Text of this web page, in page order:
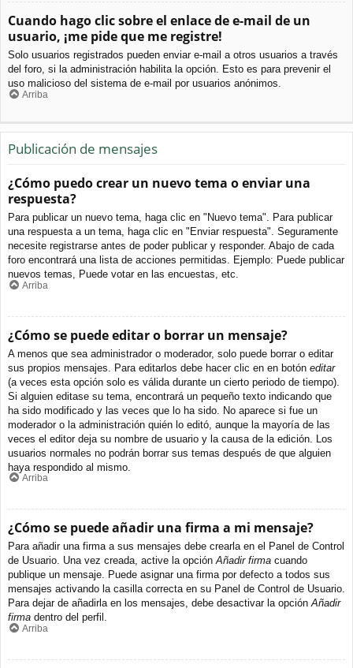
Cuando hago clic sobre el enlace de e-mail de un
usuario, ¡me pide que me registre!
Solo usuarios registrados pueden enviar e-mail a otros usuarios a través
del foro, si la administración habilita la opción. Esto es para prevenir el
uso malicioso del sistema de e-mail por usuarios anónimos.
Arriba
Publicación de mensajes
¿Cómo puedo crear un nuevo tema o enviar una
respuesta?
Para publicar un nuevo tema, haga clic en "Nuevo tema". Para publicar
una respuesta a un tema, haga clic en "Enviar respuesta". Seguramente
necesite registrarse antes de poder publicar y responder. Abajo de cada
foro encontrará una lista de acciones permitidas. Ejemplo: Puede publicar
nuevos temas, Puede votar en las encuestas, etc.
Arriba
¿Cómo se puede editar o borrar un mensaje?
A menos que sea administrador o moderador, solo puede borrar o editar
sus propios mensajes. Para editarlos debe hacer clic en en botón editar
(a veces esta opción solo es válida durante un cierto periodo de tiempo).
Si alguien editase su tema, encontrará un pequeño texto indicando que
ha sido modificado y las veces que lo ha sido. No aparece si fue un
moderador o la administración quién lo editó, aunque la mayoría de las
veces el editor deja su nombre de usuario y la causa de la edición. Los
usuarios normales no podrán borrar sus temas después de que alguien
haya respondido al mismo.
Arriba
¿Cómo se puede añadir una firma a mi mensaje?
Para añadir una firma a sus mensajes debe crearla en el Panel de Control
de Usuario. Una vez creada, active la opciónAñadir firma cuando
publique un mensaje. Puede asignar una firma por defecto a todos sus
mensajes activando la casilla correcta en su Panel de Control de Usuario.
Para dejar de añadirla en los mensajes, debe desactivar la opciónAñadir
firma dentro del perfil.
Arriba